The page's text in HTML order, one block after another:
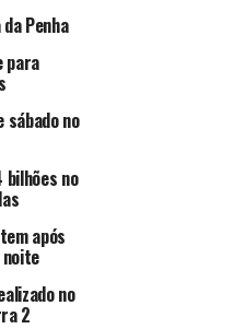
da fé e resgate de
povo kennedense.
Penha
para
sábado no
bilhões no
após
noite
no
2